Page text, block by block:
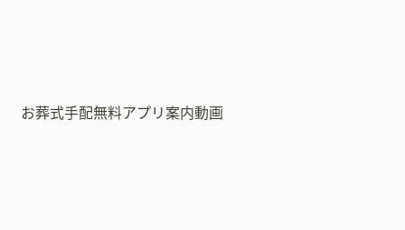
お葬式手配無料アプリ案内動画